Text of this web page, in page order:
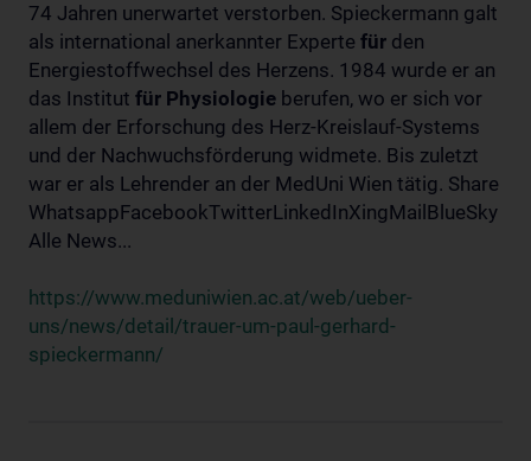
74 Jahren unerwartet verstorben. Spieckermann galt
als international anerkannter Experte für den
Energiestoffwechsel des Herzens. 1984 wurde er an
das Institut für Physiologie berufen, wo er sich vor
allem der Erforschung des Herz-Kreislauf-Systems
und der Nachwuchsförderung widmete. Bis zuletzt
war er als Lehrender an der MedUni Wien tätig. Share
WhatsappFacebookTwitterLinkedInXingMailBlueSky
Alle News...
https://www.meduniwien.ac.at/web/ueber-
uns/news/detail/trauer-um-paul-gerhard-
spieckermann/